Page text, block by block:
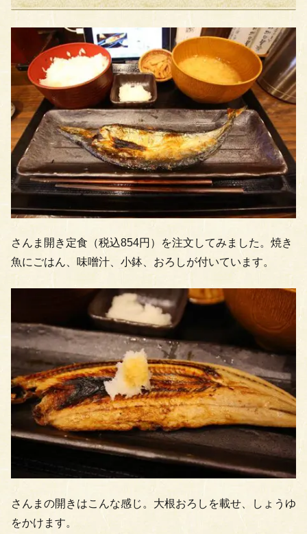
さんま開き定食（税込854円）を注文してみました。焼き
魚にごはん、味噌汁、小鉢、おろしが付いています。
さんまの開きはこんな感じ。大根おろしを載せ、しょうゆ
をかけます。